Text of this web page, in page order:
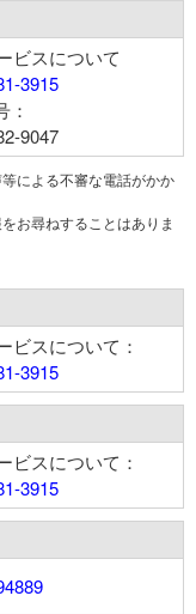
ビスについて
3915
：
9047
による不審な電話がかか
お尋ねすることはありま
ビスについて：
3915
ビスについて：
3915